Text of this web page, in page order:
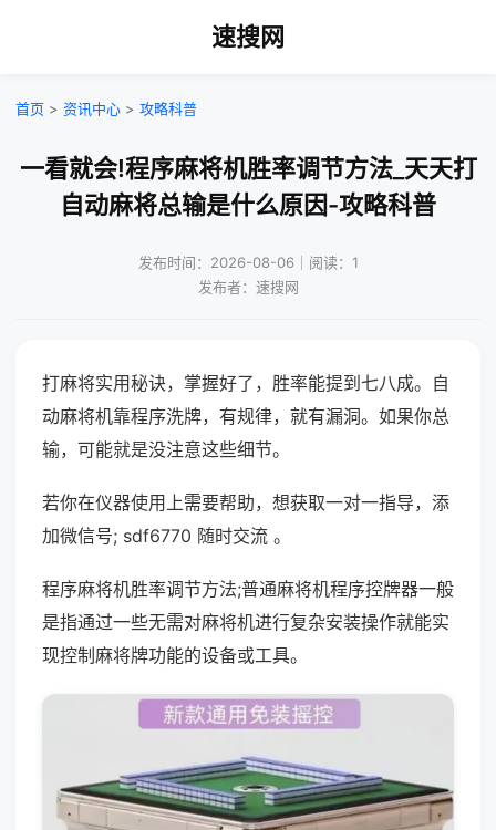
速搜网
首页 > 资讯中心 > 攻略科普
一看就会!程序麻将机胜率调节方法_天天打
自动麻将总输是什么原因-攻略科普
发布时间：2026-08-06｜阅读：1
发布者：速搜网
打麻将实用秘诀，掌握好了，胜率能提到七八成。自
动麻将机靠程序洗牌，有规律，就有漏洞。如果你总
输，可能就是没注意这些细节。
若你在仪器使用上需要帮助，想获取一对一指导，添
加微信号; sdf6770 随时交流 。
程序麻将机胜率调节方法;普通麻将机程序控牌器一般
是指通过一些无需对麻将机进行复杂安装操作就能实
现控制麻将牌功能的设备或工具。